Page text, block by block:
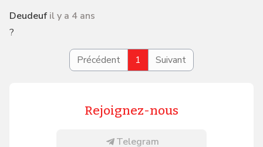
Deudeuf il y a 4 ans
?
Précédent 1 Suivant
Rejoignez-nous
Telegram